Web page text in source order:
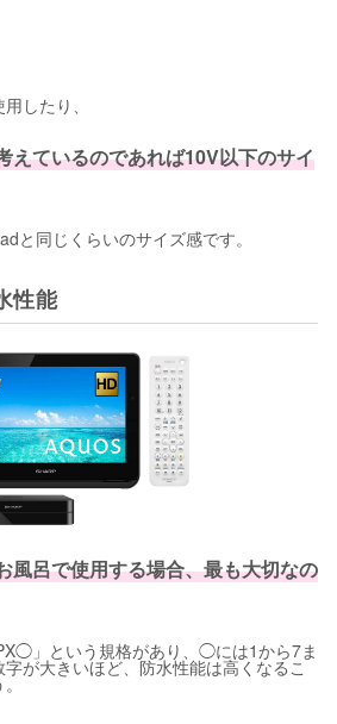
したり、
えているのであれば10V以下のサイ
と同じくらいのサイズ感です。
性能
風呂で使用する場合、最も大切なの
」という規格があり、◯には1から7ま
が大きいほど、防水性能は高くなるこ